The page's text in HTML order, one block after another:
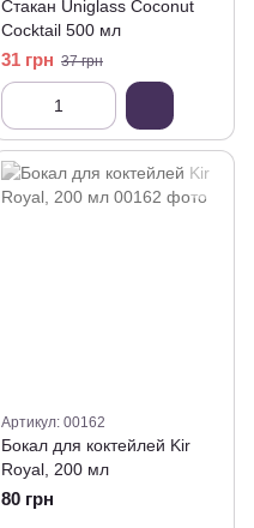
Стакан Uniglass Coconut
Cocktail 500 мл
31 грн 37 грн
Артикул: 00162
Бокал для коктейлей Kir
Royal, 200 мл
80 грн